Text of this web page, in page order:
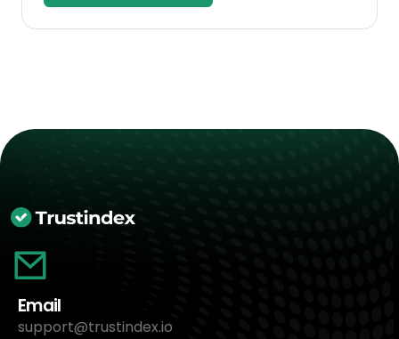
Email
support@trustindex.io